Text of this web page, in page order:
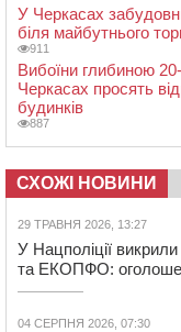
У Черкасах
біля майбутнього
911
Вибоїни глибиною
Черкасах просять
будинків
887
СХОЖІ НОВИНИ
29 ТРАВНЯ 2026, 13:27
У Нацполіції
та ЕКОПФО:
04 СЕРПНЯ 2026, 07:30